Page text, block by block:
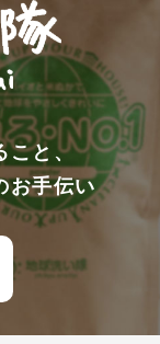
こと、
お手伝い